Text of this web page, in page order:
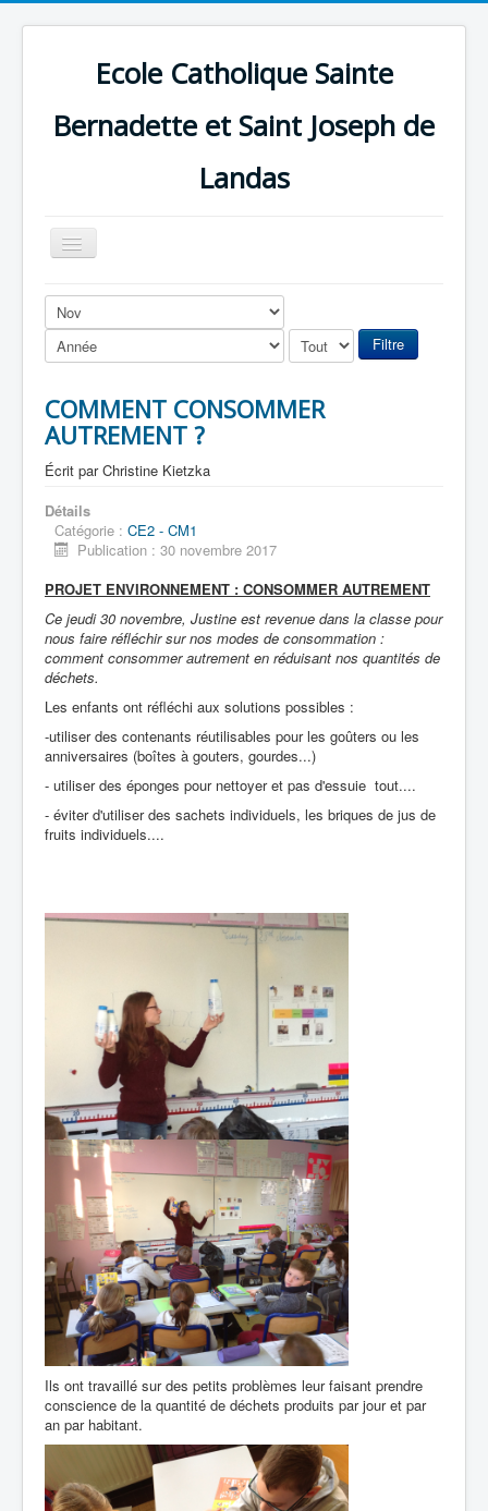
Ecole Catholique Sainte
Bernadette et Saint Joseph de
Landas
Basculer
la
L'Ecole
La vie dans les classes
Infos pratiques
Les associations
Filtre
COMMENT CONSOMMER
AUTREMENT ?
Écrit parChristine Kietzka
Détails
Catégorie : CE2 - CM1
Publication : 30 novembre 2017
PROJET ENVIRONNEMENT : CONSOMMER AUTREMENT
Ce jeudi 30 novembre, Justine est revenue dans la classe pour
nous faire réfléchir sur nos modes de consommation :
comment consommer autrement en réduisant nos quantités de
déchets.
Les enfants ont réfléchi aux solutions possibles :
-utiliser des contenants réutilisables pour les goûters ou les
anniversaires (boîtes à gouters, gourdes...)
- utiliser des éponges pour nettoyer et pas d'essuie tout....
- éviter d'utiliser des sachets individuels, les briques de jus de
fruits individuels....
Ils ont travaillé sur des petits problèmes leur faisant prendre
conscience de la quantité de déchets produits par jour et par
an par habitant.